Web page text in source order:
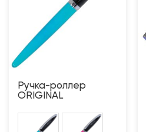
Ручка-роллер
ORIGINAL